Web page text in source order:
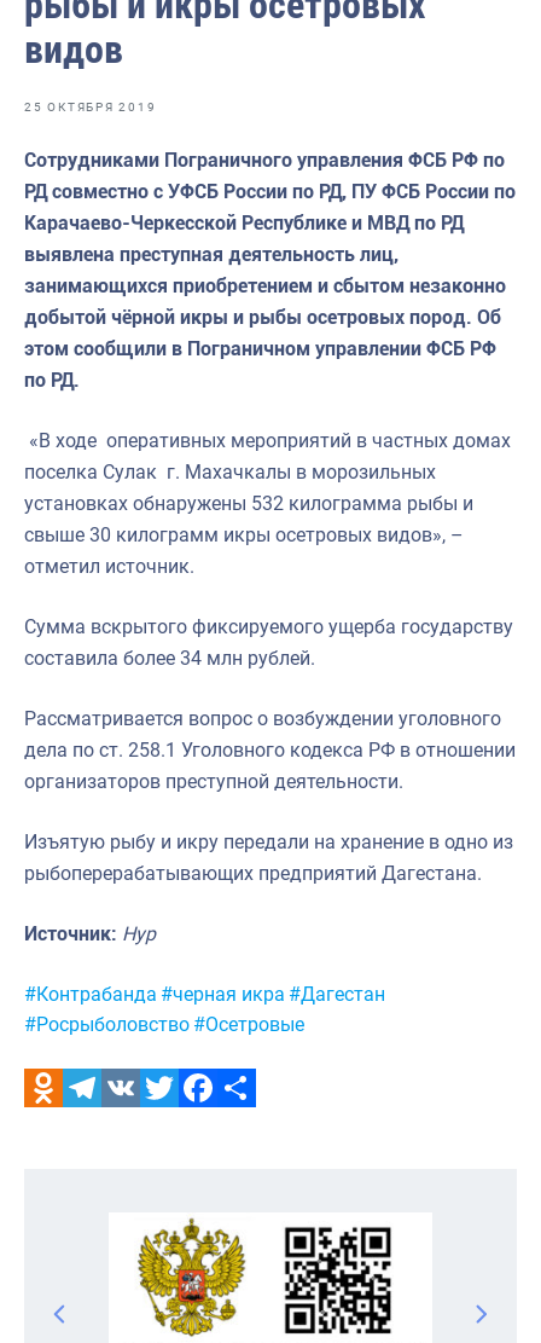
Отраслевые СМИ
Выставки и конференции
Научно-практическая литература
Рыбоохрана России
Отрасль в цифрах
Большая африканская экспедиция
Укрепление духовно-нравственных ценностей
События в России и мире
видов
25 ОКТЯБРЯ 2019
Сотрудниками Пограничного управления ФСБ РФ по
РД совместно с УФСБ России по РД, ПУ ФСБ России по
Карачаево-Черкесской Республике и МВД по РД
выявлена преступная деятельность лиц,
занимающихся приобретением и сбытом незаконно
добытой чёрной икры и рыбы осетровых пород. Об
этом сообщили в Пограничном управлении ФСБ РФ
по РД.
«В ходе оперативных мероприятий в частных домах
поселка Сулак г. Махачкалы в морозильных
установках обнаружены 532 килограмма рыбы и
свыше 30 килограмм икры осетровых видов», –
отметил источник.
Сумма вскрытого фиксируемого ущерба государству
составила более 34 млн рублей.
Рассматривается вопрос о возбуждении уголовного
дела по ст. 258.1 Уголовного кодекса РФ в отношении
организаторов преступной деятельности.
Изъятую рыбу и икру передали на хранение в одно из
рыбоперерабатывающих предприятий Дагестана.
Источник: Нур
Метки:
#Контрабанда #черная икра #Дагестан
#Росрыболовство #Осетровые